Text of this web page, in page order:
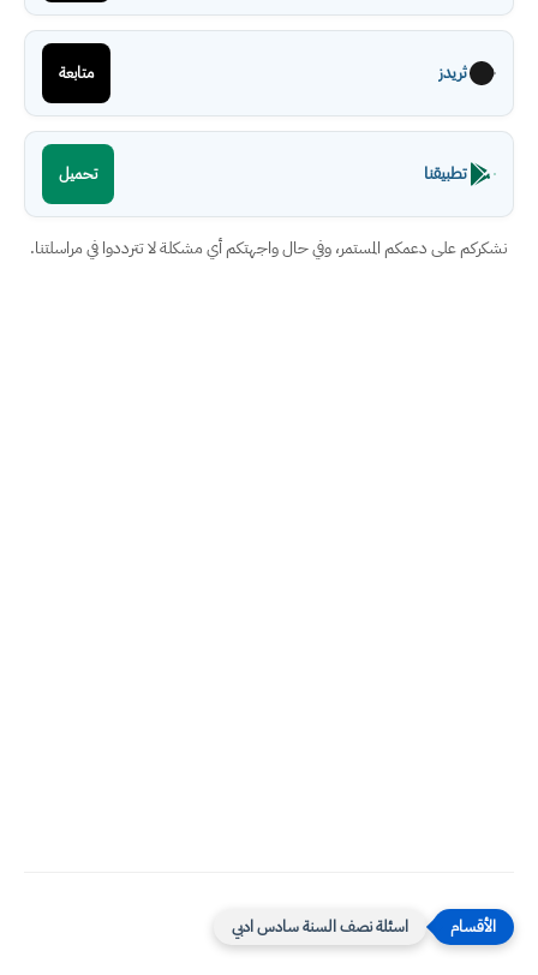
ثريدز متابعة
تطبيقنا تحميل
نشكركم على دعمكم المستمر، وفي حال واجهتكم أي مشكلة لا تترددوا في مراسلتنا.
اسئلة نصف السنة سادس ادبي